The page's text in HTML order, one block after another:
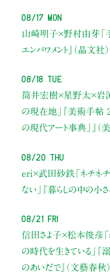
08/17 Mon
山崎明子×野村由芽
エンパワメント』（晶文
08/18 Tue
筒井宏樹×星野太×岩
の現在地」
『美術手帖
の現代アート事典」』
08/20 Thu
eri×武田砂鉄「ネチネ
ない」
『暮らしの中の小
08/21 Fri
信田さよ子×松本俊彦
の時代を生きている」
『
のあいだで』（文藝春